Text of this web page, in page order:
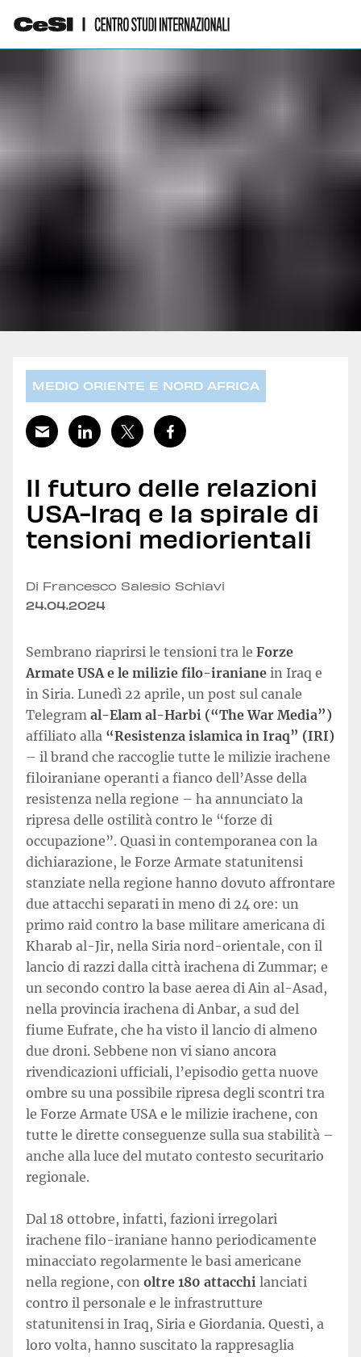
MEDIO ORIENTE E NORD AFRICA
Il futuro delle relazioni
USA-Iraq e la spirale di
tensioni mediorientali
Di Francesco Salesio Schiavi
24.04.2024
Sembrano riaprirsi le tensioni tra le Forze
Armate USA e le milizie filo-iraniane in Iraq e
in Siria. Lunedì 22 aprile, un post sul canale
Telegram al-Elam al-Harbi (“The War Media”)
affiliato alla “Resistenza islamica in Iraq” (IRI)
– il brand che raccoglie tutte le milizie irachene
filoiraniane operanti a fianco dell’Asse della
resistenza nella regione – ha annunciato la
ripresa delle ostilità contro le “forze di
occupazione”. Quasi in contemporanea con la
dichiarazione, le Forze Armate statunitensi
stanziate nella regione hanno dovuto affrontare
due attacchi separati in meno di 24 ore: un
primo raid contro la base militare americana di
Kharab al-Jir, nella Siria nord-orientale, con il
lancio di razzi dalla città irachena di Zummar; e
un secondo contro la base aerea di Ain al-Asad,
nella provincia irachena di Anbar, a sud del
fiume Eufrate, che ha visto il lancio di almeno
due droni. Sebbene non vi siano ancora
rivendicazioni ufficiali, l’episodio getta nuove
ombre su una possibile ripresa degli scontri tra
le Forze Armate USA e le milizie irachene, con
tutte le dirette conseguenze sulla sua stabilità –
anche alla luce del mutato contesto securitario
regionale.
Dal 18 ottobre, infatti, fazioni irregolari
irachene filo-iraniane hanno periodicamente
minacciato regolarmente le basi americane
nella regione, con oltre 180 attacchi lanciati
contro il personale e le infrastrutture
statunitensi in Iraq, Siria e Giordania. Questi, a
loro volta, hanno suscitato la rappresaglia